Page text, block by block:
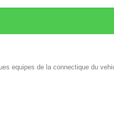
equipes de la connectique du